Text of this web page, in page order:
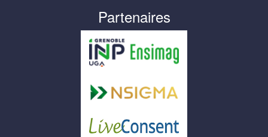
Partenaires